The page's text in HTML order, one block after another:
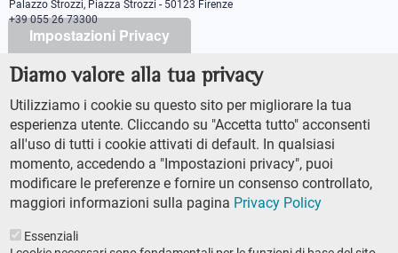
Impostazioni Privacy
Diamo valore alla tua privacy
Utilizziamo i cookie su questo sito per migliorare la tua
esperienza utente. Cliccando su "Accetta tutto" acconsenti
all'uso di tutti i cookie attivati di default. In qualsiasi
momento, accedendo a "Impostazioni privacy", puoi
modificare le preferenze e fornire un consenso controllato,
maggiori informazioni sulla pagina Privacy Policy
Essenziali
Palazzo Strozzi, Piazza Strozzi - 50123 Firenze
+39 055 26 73300
PEC protocollo@pec.sns.it
Codice Fiscale 8000 5050507
Ufficio comunicazione
Addetto stampa
URP - Ufficio relazioni con il pubblico